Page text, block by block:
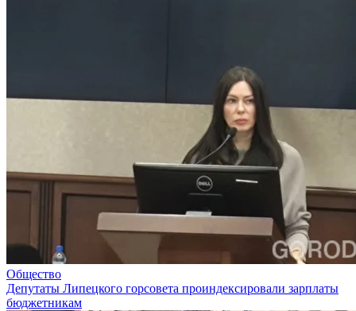
Общество
Депутаты Липецкого горсовета проиндексировали зарплаты
бюджетникам